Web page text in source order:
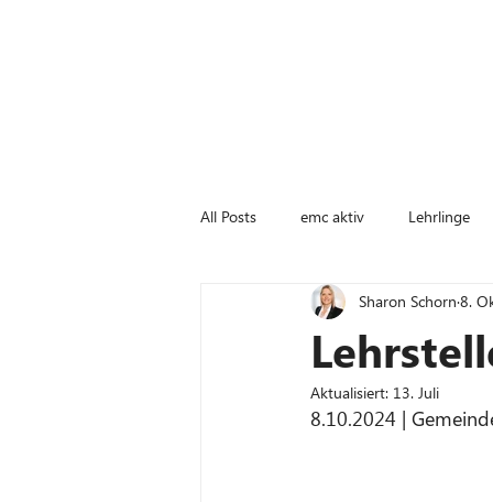
All Posts emc aktiv Lehrlinge
Sharon Schorn 8.
Aktualisiert: 13. Juli
8.10.2024 |